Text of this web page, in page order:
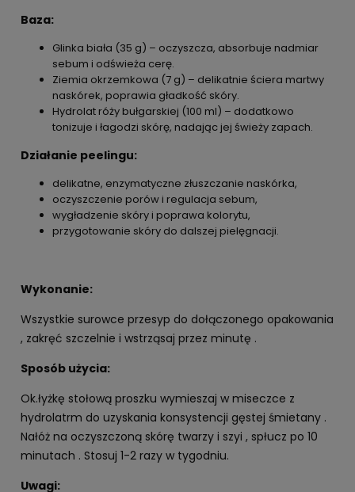
Baza:
Glinka biała (35 g) – oczyszcza, absorbuje nadmiar
sebum i odświeża cerę.
Ziemia okrzemkowa (7 g) – delikatnie ściera martwy
naskórek, poprawia gładkość skóry.
Hydrolat róży bułgarskiej (100 ml) – dodatkowo
tonizuje i łagodzi skórę, nadając jej świeży zapach.
Działanie peelingu:
delikatne, enzymatyczne złuszczanie naskórka,
oczyszczenie porów i regulacja sebum,
wygładzenie skóry i poprawa kolorytu,
przygotowanie skóry do dalszej pielęgnacji.
Wykonanie:
Wszystkie surowce przesyp do dołączonego opakowania
, zakręć szczelnie i wstrząsaj przez minutę .
Sposób użycia:
Ok.łyżkę stołową proszku wymieszaj w miseczce z
hydrolatrm do uzyskania konsystencji gęstej śmietany .
Nałóż na oczyszczoną skórę twarzy i szyi , spłucz po 10
minutach . Stosuj 1-2 razy w tygodniu.
Uwagi: